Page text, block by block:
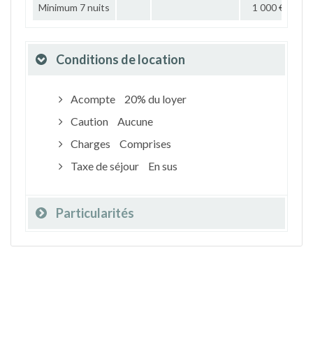
Minimum 7 nuits 1 000 €
Conditions de location
Acompte
20% du loyer
Caution
Aucune
Charges
Comprises
Taxe de séjour
En sus
Particularités